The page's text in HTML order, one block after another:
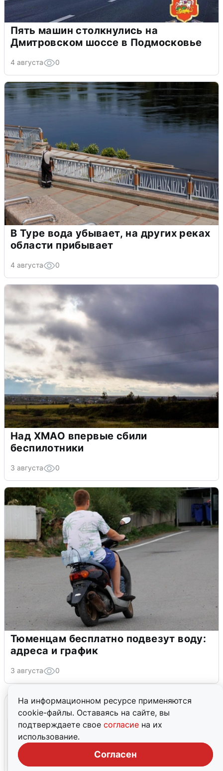
На информационном ресурсе применяются
cookie-файлы. Оставаясь на сайте, вы
подтверждаете свое согласие на их
использование.
Согласен
Пять машин столкнулись на
Дмитровском шоссе в Подмосковье
4 августа 0
В Туре вода убывает, на других реках
области прибывает
4 августа 0
Над ХМАО впервые сбили
беспилотники
3 августа 0
Тюменцам бесплатно подвезут воду:
адреса и график
3 августа 0